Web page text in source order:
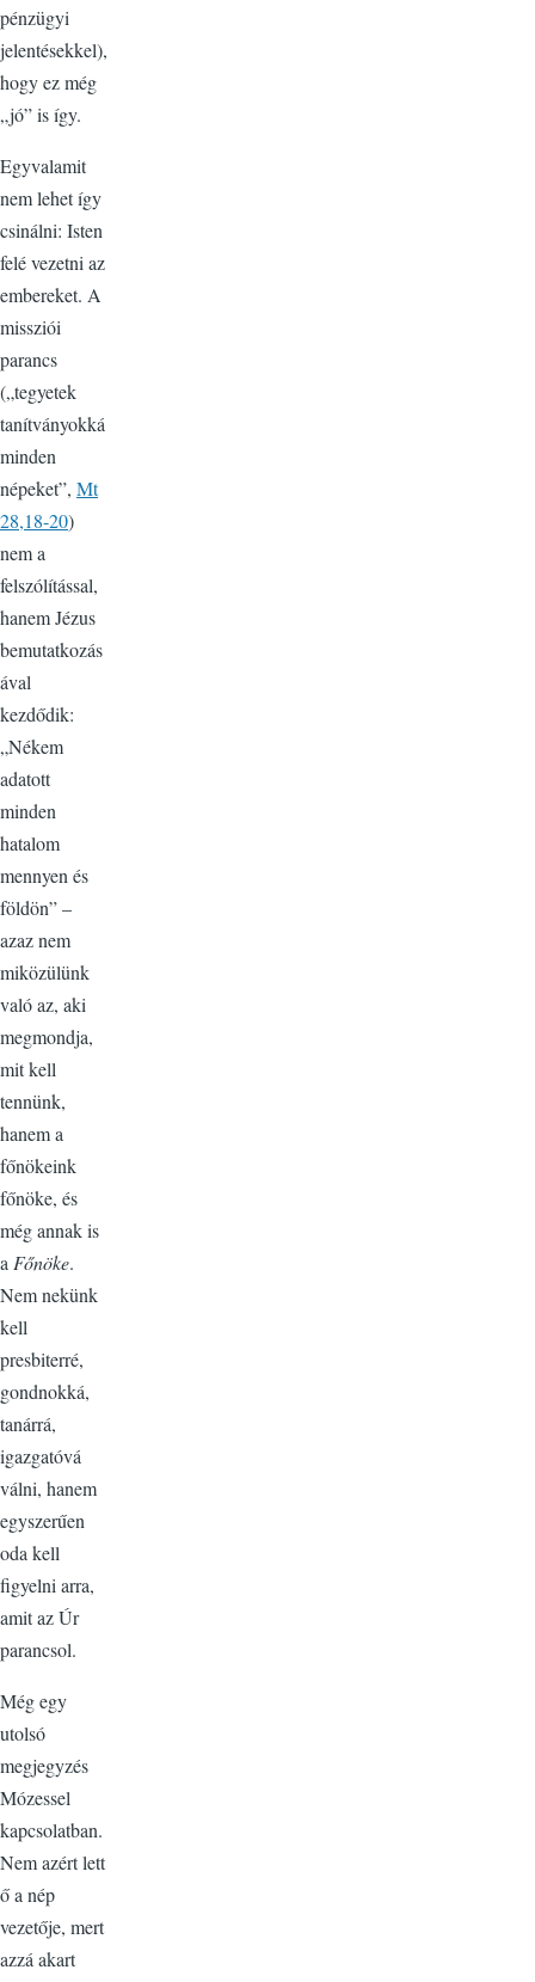
pénzügyi
jelentésekkel),
hogy ez még
„jó” is így.
Egyvalamit
nem lehet így
csinálni: Isten
felé vezetni az
embereket. A
missziói
parancs
(„tegyetek
tanítványokká
minden
népeket”, Mt
28,18-20)
nem a
felszólítással,
hanem Jézus
bemutatkozás
ával
kezdődik:
„Nékem
adatott
minden
hatalom
mennyen és
földön” –
azaz nem
miközülünk
való az, aki
megmondja,
mit kell
tennünk,
hanem a
főnökeink
főnöke, és
még annak is
aFőnöke.
Nem nekünk
kell
presbiterré,
gondnokká,
tanárrá,
igazgatóvá
válni, hanem
egyszerűen
oda kell
figyelni arra,
amit az Úr
parancsol.
Még egy
utolsó
megjegyzés
Mózessel
kapcsolatban.
Nem azért lett
ő a nép
vezetője, mert
azzá akart